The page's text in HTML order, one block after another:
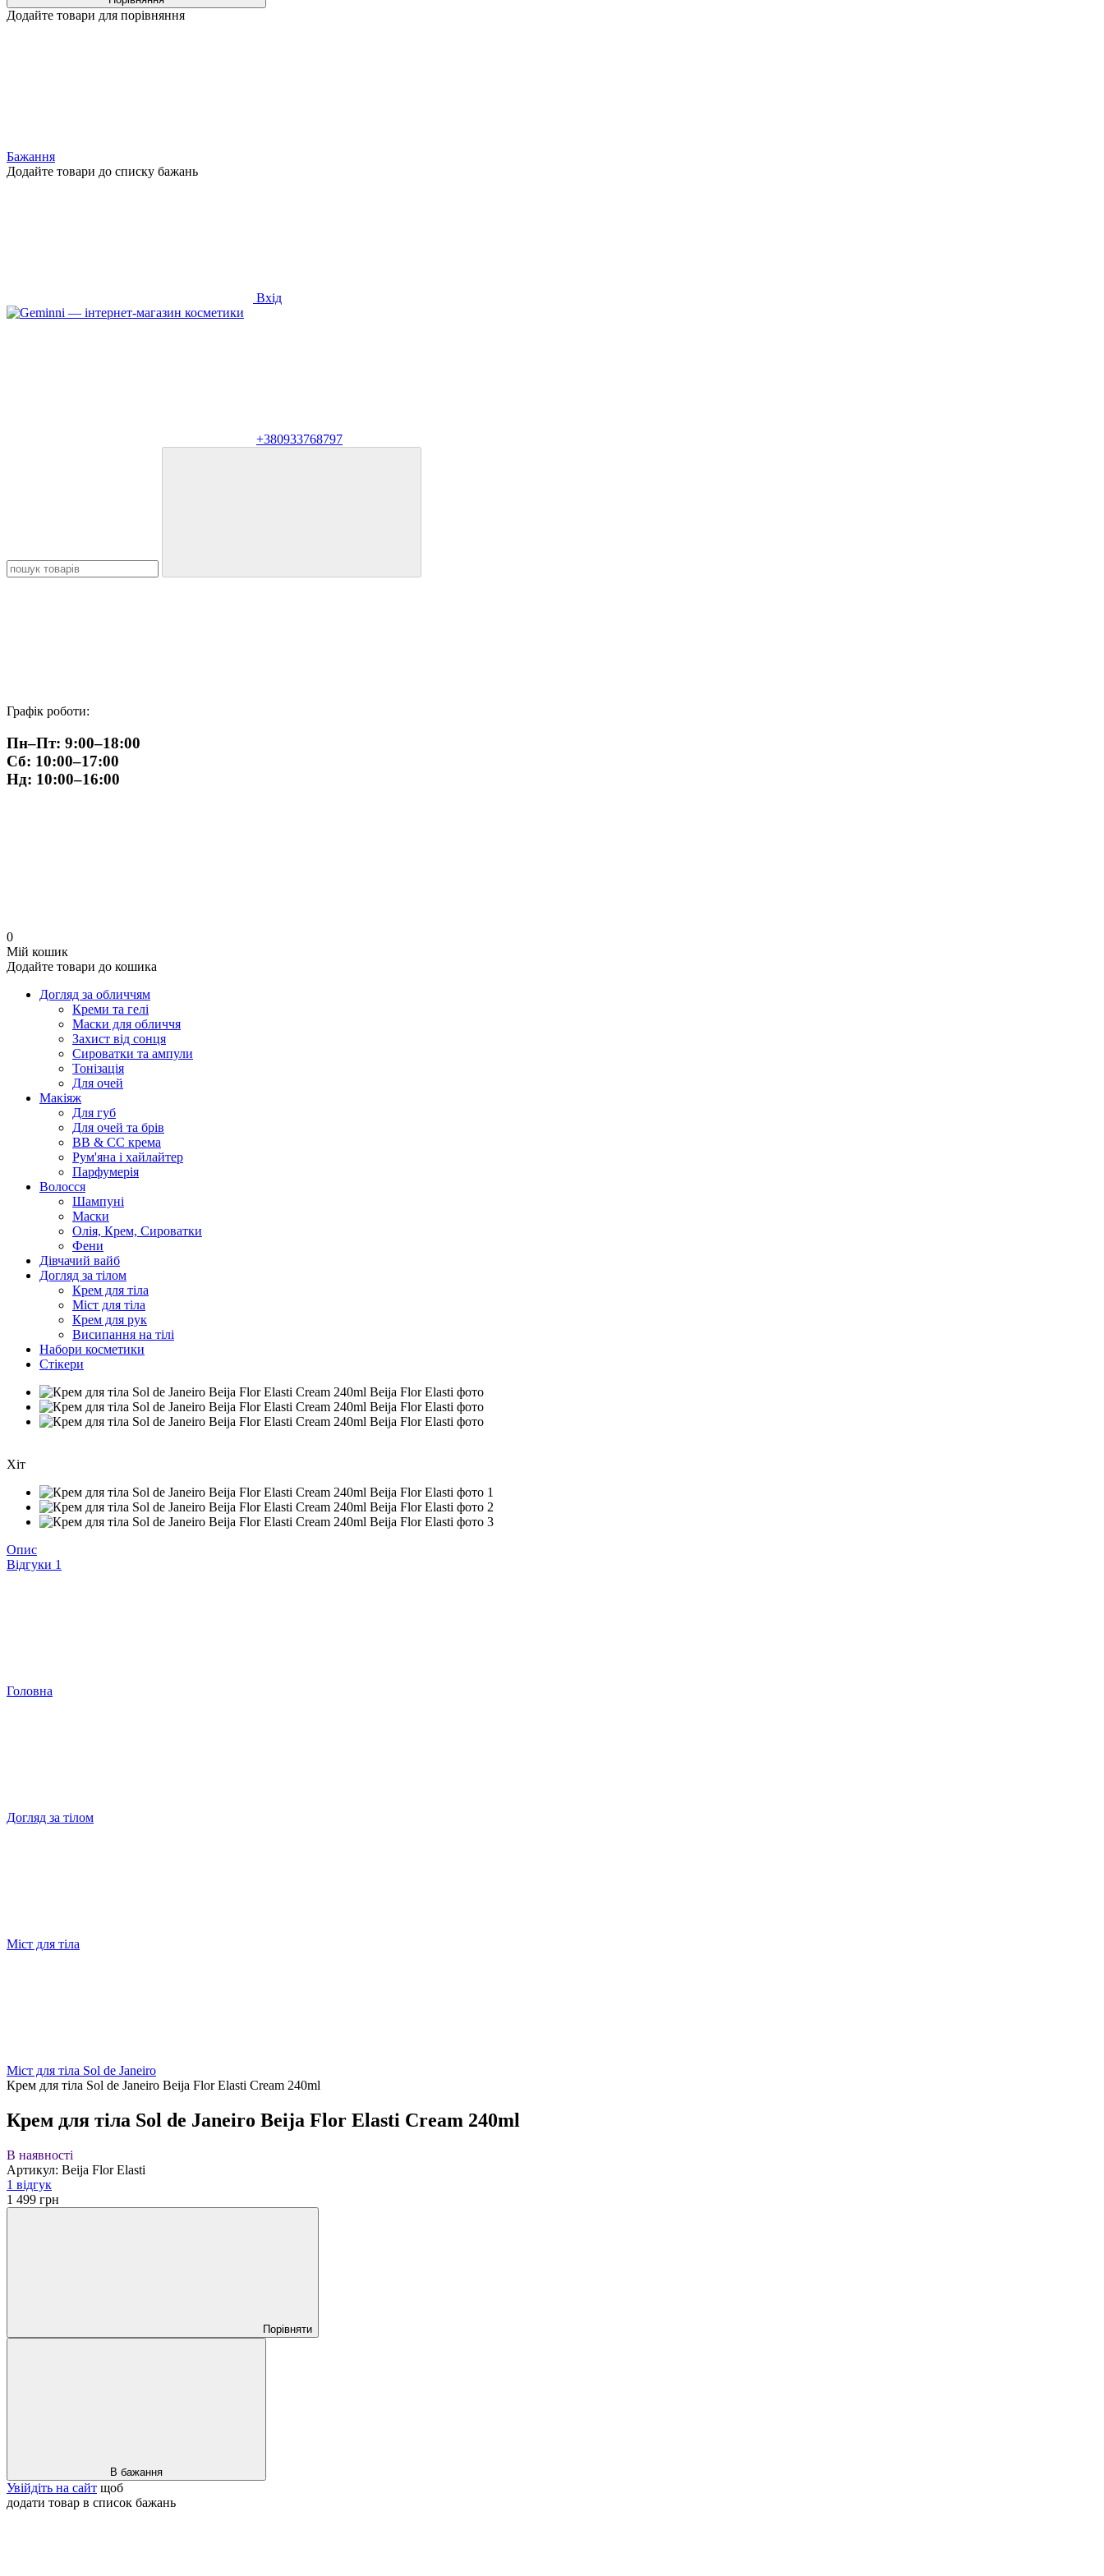
Додайте товари для порівняння
Бажання
Додайте товари до списку бажань
Вхід
+380933768797
Графік роботи:
Пн–Пт: 9:00–18:00
Сб: 10:00–17:00
Нд: 10:00–16:00
0
Мій кошик
Додайте товари до кошика
Догляд за обличчям
Креми та гелі
Маски для обличчя
Захист від сонця
Сироватки та ампули
Тонізація
Для очей
Макіяж
Для губ
Для очей та брів
BB & CC крема
Рум'яна і хайлайтер
Парфумерія
Волосся
Шампуні
Маски
Олія, Крем, Сироватки
Фени
Дівчачий вайб
Догляд за тілом
Крем для тіла
Міст для тіла
Крем для рук
Висипання на тілі
Набори косметики
Стікери
Хіт
Опис
Відгуки 1
Головна
Догляд за тілом
Міст для тіла
Міст для тіла Sol de Janeiro
Крем для тіла Sol de Janeiro Beija Flor Elasti Cream 240ml
Крем для тіла Sol de Janeiro Beija Flor Elasti Cream 240ml
В наявності
Артикул: Beija Flor Elasti
1 відгук
1 499 грн
Порівняти
В бажання
Увійдіть на сайт щоб
додати товар в список бажань